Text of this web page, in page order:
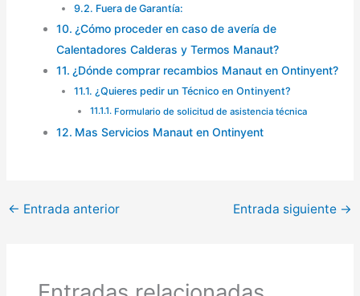
Fuera de Garantía:
¿Cómo proceder en caso de avería de
Calentadores Calderas y Termos Manaut?
¿Dónde comprar recambios Manaut en Ontinyent?
¿Quieres pedir un Técnico en Ontinyent?
Formulario de solicitud de asistencia técnica
Mas Servicios Manaut en Ontinyent
← Entrada anterior Entrada siguiente →